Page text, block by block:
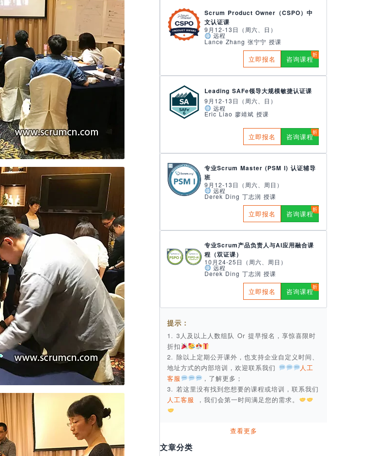
Scrum Product Owner（CSPO）中
文认证课
9月12-13日（周六、日）
远程
Lance Zhang 张宁宁 授课
立即报名 咨询课程
Leading SAFe领导大规模敏捷认证课
9月12-13日（周六、日）
远程
Eric Liao 廖靖斌 授课
立即报名 咨询课程
专业Scrum Master (PSM I) 认证辅导
班
9月12-13日（周六、周日）
远程
Derek Ding 丁志润 授课
立即报名 咨询课程
专业Scrum产品负责人与AI应用融合课
程（双证课）
10月24-25日（周六、周日）
远程
Derek Ding 丁志润 授课
立即报名 咨询课程
提示：
1. 3人及以上人数组队 Or 提早报名，享惊喜限时
折扣
2. 除以上定期公开课外，也支持企业自定义时间、
地址方式的内部培训，欢迎联系我们
人工
客服
，了解更多；
3. 若这里没有找到您想要的课程或培训，联系我们
人工客服
，我们会第一时间满足您的需求。
查看更多
文章分类